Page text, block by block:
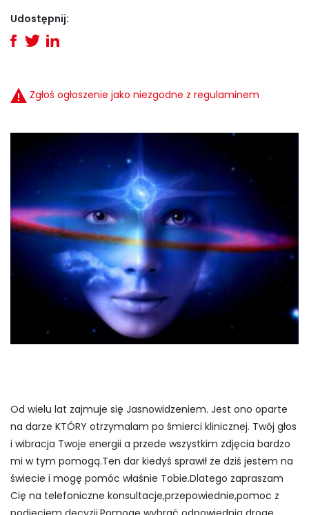
Udostępnij:
Zgłoś ogłoszenie jako niezgodne z regulaminem
Od wielu lat zajmuje się Jasnowidzeniem. Jest ono oparte
na darze KTÓRY otrzymalam po śmierci klinicznej. Twój głos
i wibracja Twoje energii a przede wszystkim zdjęcia bardzo
mi w tym pomogą.Ten dar kiedyś sprawił że dziś jestem na
świecie i mogę pomóc właśnie Tobie.Dlatego zapraszam
Cię na telefoniczne konsultacje,przepowiednie,pomoc z